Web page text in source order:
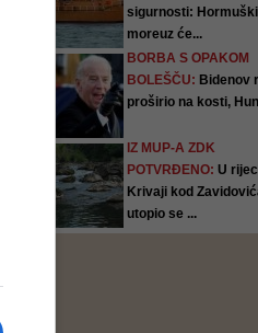
sigurnosti: Hormuški
moreuz će...
BORBA S OPAKOM
BOLEŠČU: Bidenov
proširio na kosti,
IZ MUP-A ZDK
POTVRĐENO: U
Krivaji kod
utopio se ...